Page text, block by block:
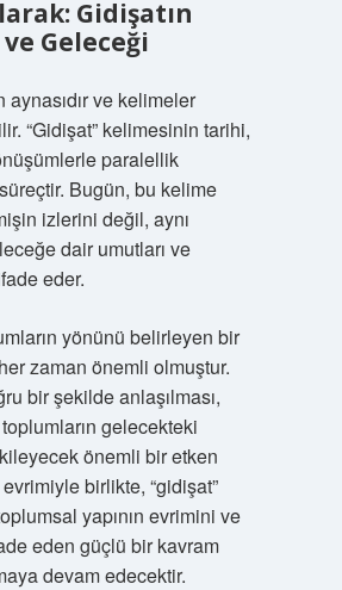
Gidişatın
Geleceği
ve kelimeler
“Gidişat” kelimesinin tarihi,
paralellik
Bugün, bu kelime
izlerini değil, aynı
dair umutları ve
eder.
yönünü belirleyen bir
zaman önemli olmuştur.
bir şekilde anlaşılması,
gelecekteki
önemli bir etken
birlikte, “gidişat”
yapının evrimini ve
eden güçlü bir kavram
devam edecektir.